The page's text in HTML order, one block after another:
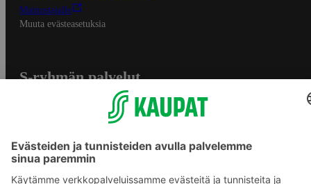
Mainostajalle
Muuta evästeasetuksia
S-ryhmän palvelut
Yhteishyvä Ruoka -sovellus
S-ostoslista -sovellus
Prisma.fi